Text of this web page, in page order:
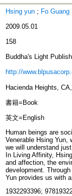
Hsing yun ; Fo
2009.05.01
158
Buddha's Light
http://
Hacienda Heights,
書籍=Book
英文=English
Human beings are
Venerable Hsing Yun,
we will understand
In Living Affinity,
and affection, the
development.
Yun provides us with
1932293396;